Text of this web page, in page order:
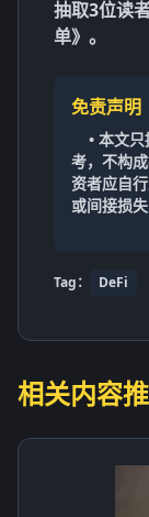
抽取3位读
单》。
免责声明
• 本文
考，不构
资者应自
或间接损
Tag： DeFi
相关内容